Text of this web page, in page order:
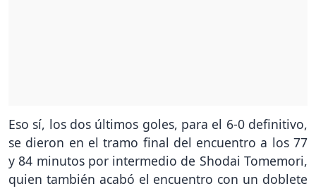
Eso sí, los dos últimos goles, para el 6-0 definitivo,
se dieron en el tramo final del encuentro a los 77
y 84 minutos por intermedio de Shodai Tomemori,
quien también acabó el encuentro con un doblete